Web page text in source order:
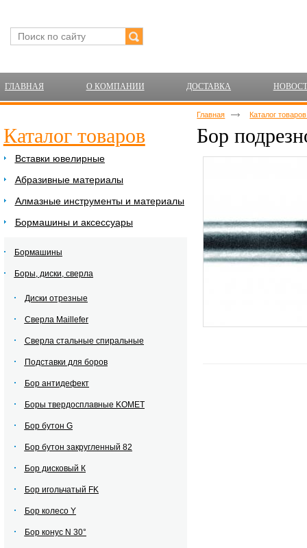
ГЛАВНАЯ О КОМПАНИИ ДОСТАВКА
Каталог товаров
Вставки ювелирные
Абразивные материалы
Алмазные инструменты и материалы
Бормашины и аксессуары
Бормашины
Боры, диски, сверла
Диски отрезные
Сверла Maillefer
Сверла стальные спиральные
Подставки для боров
Бор антидефект
Боры твердосплавные KOMET
Бор бутон G
Бор бутон закругленный 82
Бор дисковый К
Бор игольчатый FK
Бор колесо Y
Бор конус N 30°
Главная Каталог
Бор